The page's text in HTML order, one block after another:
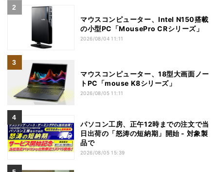
マウスコンピューター、Intel N150搭載
の小型PC「MousePro CRシリーズ」
2026/08/04 11:11
マウスコンピューター、18型大画面ノー
トPC「mouse K8シリーズ」
2026/08/05 11:11
パソコン工房、正午12時までの注文で当
日出荷の「怒涛の短納期」開始 - 対象製
品で
2026/08/05 15:39